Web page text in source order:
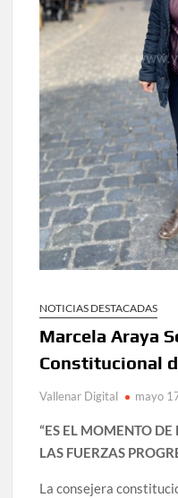
NOTICIAS DESTACADAS
Marcela Araya
Constitucional
Vallenar Digital mayo
“ES EL MOMENTO
LAS FUERZAS
La consejera